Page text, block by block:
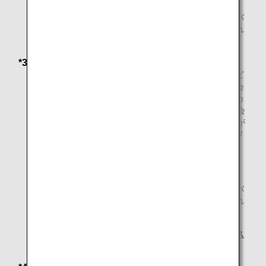
指定された日までにクレジットカードの年会費がプロバ
イダーに支払われると、更新ボーナスマイルは付与され
*3 特別ボーナスマイル
「ダイヤモンドサービス」メンバー、「プラチナサービ
ス」メンバー、および「ブロンズサービス」メンバー会
員には、ANAクレジットカード更新ボーナスマイル（カ
ードプレミアム会員は10,000マイル、ゴールドカード会
員は2,000マイル）と2,000スペシャルボーナスマイルが
付与されます。特典ボーナスマイレージは、ステートメ
指定された日までにクレジットカードの年会費がプロバ
イダーに支払われると、更新ボーナスマイルは付与され
ゴールドカードおよびプレミアムカードの特別ボーナス